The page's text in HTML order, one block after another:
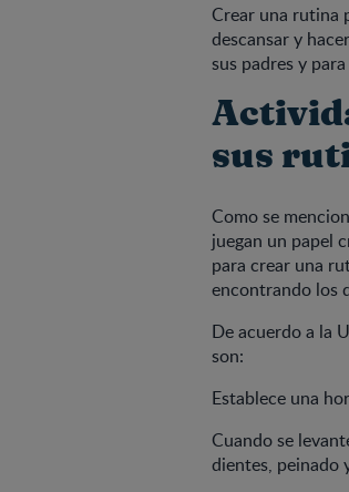
Crear una rutina
descansar y
sus padres y
sus
Como se
juegan un papel
para crear una
encontrando los
De acuerdo a la
son:
Establece una
Cuando se
dientes, peinado